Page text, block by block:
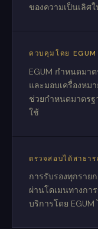
ของความเป็นเลิศ
ควบคุมโดย EGUM
EGUM กำหนดมา
และมอบเครื่องหม
ช่วยกำหนดมาตรฐ
ใช้
ตรวจสอบได้สาธา
การรับรองทุกราย
ผ่านโดเมนทางกา
บริการโดย